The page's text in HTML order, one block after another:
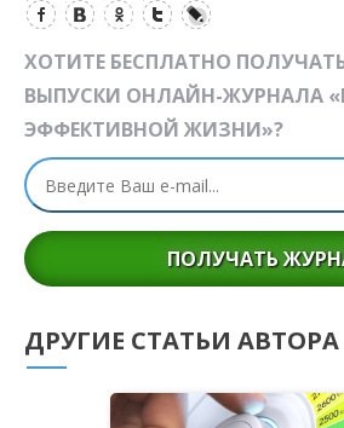
ХОТИТЕ БЕСПЛАТНО
ВЫПУСКИ ОНЛАЙН-ЖУРНАЛА
ЭФФЕКТИВНОЙ ЖИЗНИ»?
ПОЛУЧАТЬ
ДРУГИЕ СТАТЬИ АВТОРА